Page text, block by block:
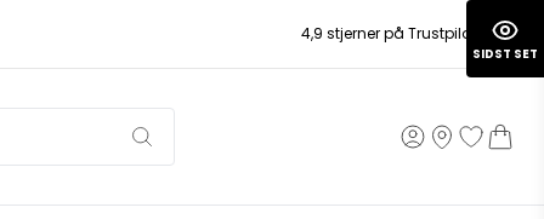
4,9 stjerner på Trustpilot
SIDST SET